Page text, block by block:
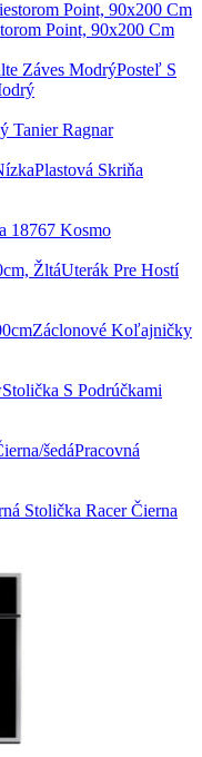
Point, 90x200 Cm
Posteľ S
Tanier Ragnar
Plastová Skriňa
18767 Kosmo
Uterák Pre Hostí
Záclonové Koľajničky
Stolička S Podrúčkami
Pracovná
Stolička Racer Čierna